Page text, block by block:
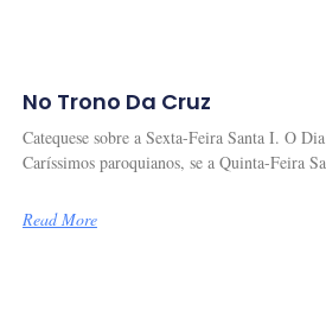
No Trono Da Cruz
Catequese sobre a Sexta-Feira Santa I. O
Caríssimos paroquianos, se a Quinta-Feira
Read More